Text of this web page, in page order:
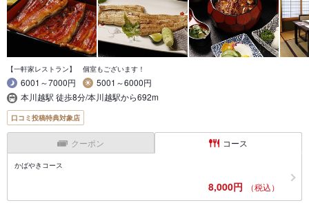
【一軒家レストラン】 個室もございます！
6001～7000円
5001～6000円
本川越駅 徒歩8分/本川越駅から692m
口コミ投稿特典対象店
クーポン コース
かばやきコース
8,000円 （税込）